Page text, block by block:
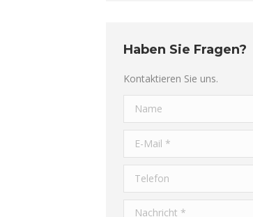
Haben Sie Fragen?
Kontaktieren Sie uns.
Name
E-Mail *
Telefon
Nachricht *